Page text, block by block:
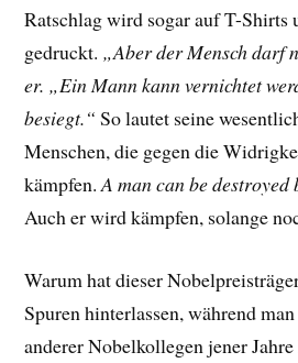
Ratschlag wird sogar auf T-Shirts
gedruckt. „Aber der Mensch darf
er. „Ein Mann kann vernichtet
besiegt.“So lautet seine
Menschen, die gegen die
kämpfen. A man can be destroyed
Auch er wird kämpfen, solange
Warum hat dieser
Spuren hinterlassen, während
anderer Nobelkollegen jener